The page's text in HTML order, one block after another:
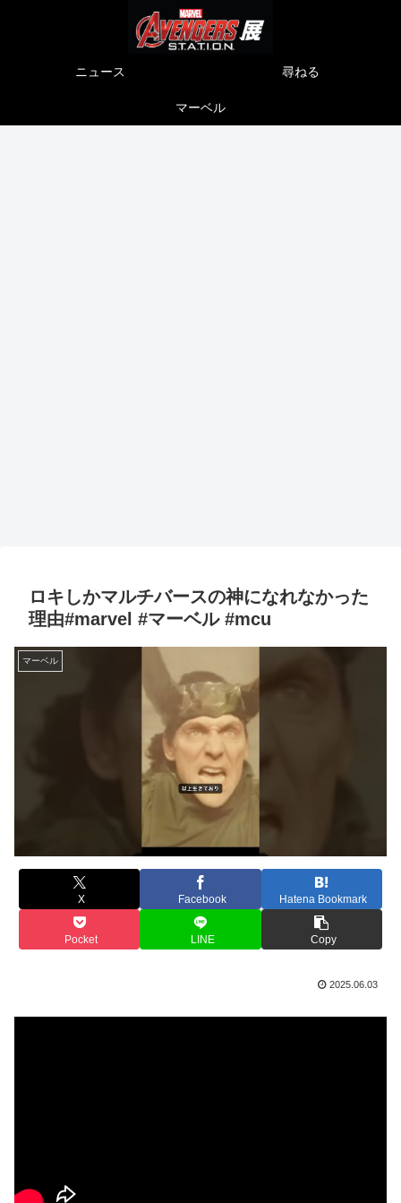
ニュース 尋ねる
マーベル
ロキしかマルチバースの神になれなかった
理由#marvel #マーベル #mcu
マーベル
X Facebook Hatena Bookmark
Pocket LINE Copy
2025.06.03